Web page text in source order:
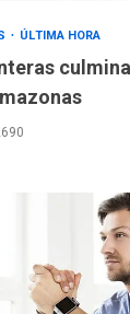
ÚLTIMA HORA